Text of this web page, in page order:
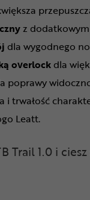
większa
z
dla wygodnego
overlock dla
poprawy
i trwałość
Leatt.
Trail 1.0 i